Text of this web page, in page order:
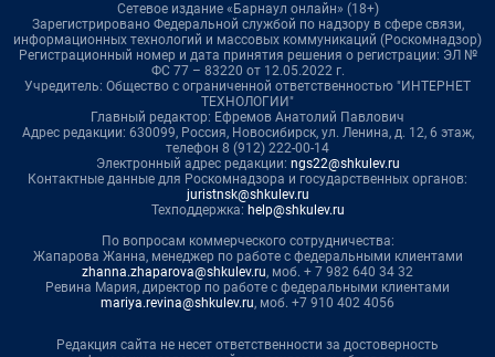
Сетевое издание «Барнаул онлайн» (18+)
Зарегистрировано Федеральной службой по надзору в сфере связи,
информационных технологий и массовых коммуникаций (Роскомнадзор)
Регистрационный номер и дата принятия решения о регистрации: ЭЛ №
ФС 77 – 83220 от 12.05.2022 г.
Учредитель: Общество с ограниченной ответственностью "ИНТЕРНЕТ
ТЕХНОЛОГИИ"
Главный редактор: Ефремов Анатолий Павлович
Адрес редакции: 630099, Россия, Новосибирск, ул. Ленина, д. 12, 6 этаж,
телефон 8 (912) 222-00-14
Электронный адрес редакции: ngs22@shkulev.ru
Контактные данные для Роскомнадзора и государственных органов:
juristnsk@shkulev.ru
Техподдержка: help@shkulev.ru
По вопросам коммерческого сотрудничества:
Жапарова Жанна, менеджер по работе с федеральными клиентами
zhanna.zhaparova@shkulev.ru, моб. + 7 982 640 34 32
Ревина Мария, директор по работе с федеральными клиентами
mariya.revina@shkulev.ru, моб. +7 910 402 4056
Редакция сайта не несет ответственности за достоверность